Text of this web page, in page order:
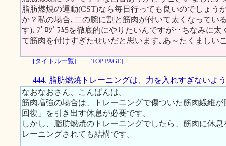
脂肪燃焼の運動(CST)なら毎日行っても良いのでしょう
か？私の場合､二の腕に割と筋肉が付いて太くなってい
す)､ﾌﾟﾛｸﾞﾗﾑ5を徹底的にやりたいんですが･･ちなみに
て筋肉を付けすぎたせいだと思います｡あ～たくましい
[タイトル一覧] [TOP PAGE]
444. 脂肪燃焼トレーニングは、力を入れすぎないよ
なおなおさん、こんばんは。
筋肉増強の場合は、トレーニングで傷ついた筋肉繊維
回復」を引き出す休息が必要です。
しかし、脂肪燃焼のトレーニングでしたら、筋肉に休
レーニングされても結構です。